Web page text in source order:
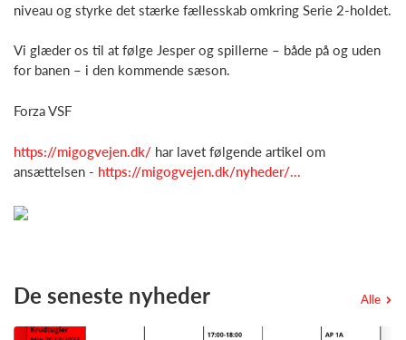
niveau og styrke det stærke fællesskab omkring Serie 2-holdet.
Vi glæder os til at følge Jesper og spillerne – både på og uden
for banen – i den kommende sæson.
Forza VSF
https://migogvejen.dk/ har lavet følgende artikel om
ansættelsen - https://migogvejen.dk/nyheder/...
De seneste nyheder Alle